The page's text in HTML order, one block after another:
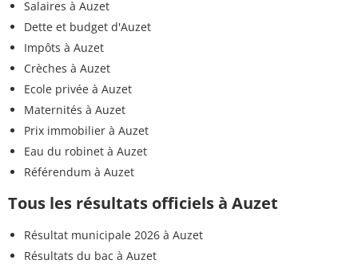
Salaires à Auzet
Dette et budget d'Auzet
Impôts à Auzet
Crèches à Auzet
Ecole privée à Auzet
Maternités à Auzet
Prix immobilier à Auzet
Eau du robinet à Auzet
Référendum à Auzet
Tous les résultats officiels à Auzet
Résultat municipale 2026 à Auzet
Résultats du bac à Auzet